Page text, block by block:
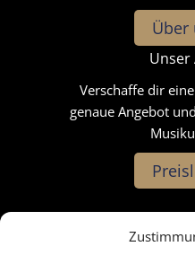
Über
Unser
Verschaffe dir
genaue Angebot